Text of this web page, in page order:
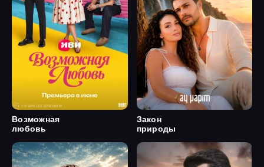
Возможная
любовь
Закон
природы